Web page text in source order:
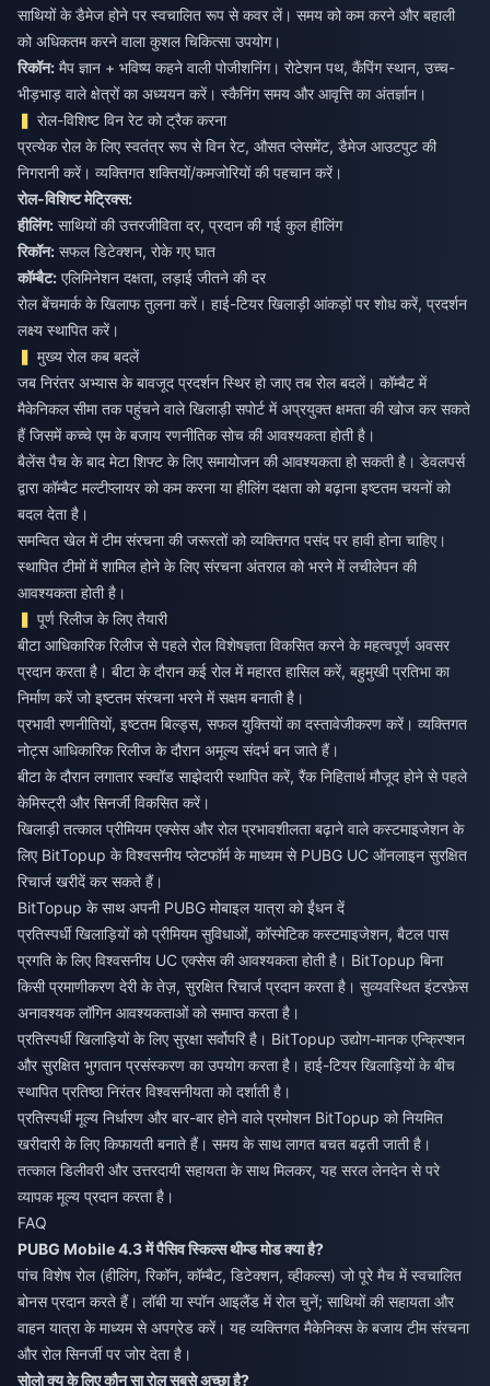
साथियों के डैमेज होने पर स्वचालित रूप से कवर लें। समय को कम करने और बहाली
रिकॉन: मैप ज्ञान + भविष्य कहने वाली पोजीशनिंग। रोटेशन पथ, कैंपिंग स्थान, उच्च-
भीड़भाड़ वाले क्षेत्रों का अध्ययन करें। स्कैनिंग समय और आवृत्ति का अंतर्ज्ञान।
रोल-विशिष्ट विन रेट को ट्रैक करना
प्रत्येक रोल के लिए स्वतंत्र रूप से विन रेट, औसत प्लेसमेंट, डैमेज आउटपुट की
निगरानी करें। व्यक्तिगत शक्तियों/कमजोरियों की पहचान करें।
रोल-विशिष्ट मेट्रिक्स:
हीलिंग: साथियों की उत्तरजीविता दर, प्रदान की गई कुल हीलिंग
रिकॉन: सफल डिटेक्शन, रोके गए घात
कॉम्बैट: एलिमिनेशन दक्षता, लड़ाई जीतने की दर
रोल बेंचमार्क के खिलाफ तुलना करें। हाई-टियर खिलाड़ी आंकड़ों पर शोध करें, प्रदर्शन
लक्ष्य स्थापित करें।
मुख्य रोल कब बदलें
जब निरंतर अभ्यास के बावजूद प्रदर्शन स्थिर हो जाए तब रोल बदलें। कॉम्बैट में
मैकेनिकल सीमा तक पहुंचने वाले खिलाड़ी सपोर्ट में अप्रयुक्त क्षमता की खोज कर सकते
हैं जिसमें कच्चे एम के बजाय रणनीतिक सोच की आवश्यकता होती है।
बैलेंस पैच के बाद मेटा शिफ्ट के लिए समायोजन की आवश्यकता हो सकती है। डेवलपर्स
द्वारा कॉम्बैट मल्टीप्लायर को कम करना या हीलिंग दक्षता को बढ़ाना इष्टतम चयनों को
बदल देता है।
समन्वित खेल में टीम संरचना की जरूरतों को व्यक्तिगत पसंद पर हावी होना चाहिए।
स्थापित टीमों में शामिल होने के लिए संरचना अंतराल को भरने में लचीलेपन की
आवश्यकता होती है।
पूर्ण रिलीज के लिए तैयारी
बीटा आधिकारिक रिलीज से पहले रोल विशेषज्ञता विकसित करने के महत्वपूर्ण अवसर
प्रदान करता है। बीटा के दौरान कई रोल में महारत हासिल करें, बहुमुखी प्रतिभा का
निर्माण करें जो इष्टतम संरचना भरने में सक्षम बनाती है।
प्रभावी रणनीतियों, इष्टतम बिल्ड्स, सफल युक्तियों का दस्तावेजीकरण करें। व्यक्तिगत
नोट्स आधिकारिक रिलीज के दौरान अमूल्य संदर्भ बन जाते हैं।
बीटा के दौरान लगातार स्क्वॉड साझेदारी स्थापित करें, रैंक निहितार्थ मौजूद होने से पहले
केमिस्ट्री और सिनर्जी विकसित करें।
खिलाड़ी तत्काल प्रीमियम एक्सेस और रोल प्रभावशीलता बढ़ाने वाले कस्टमाइजेशन के
लिए BitTopup के विश्वसनीय प्लेटफॉर्म के माध्यम से PUBG UC ऑनलाइन सुरक्षित
रिचार्ज खरीदें कर सकते हैं।
BitTopup के साथ अपनी PUBG मोबाइल यात्रा को ईंधन दें
प्रतिस्पर्धी खिलाड़ियों को प्रीमियम सुविधाओं, कॉस्मेटिक कस्टमाइजेशन, बैटल पास
प्रगति के लिए विश्वसनीय UC एक्सेस की आवश्यकता होती है। BitTopup बिना
किसी प्रमाणीकरण देरी के तेज़, सुरक्षित रिचार्ज प्रदान करता है। सुव्यवस्थित इंटरफ़ेस
अनावश्यक लॉगिन आवश्यकताओं को समाप्त करता है।
प्रतिस्पर्धी खिलाड़ियों के लिए सुरक्षा सर्वोपरि है। BitTopup उद्योग-मानक एन्क्रिप्शन
और सुरक्षित भुगतान प्रसंस्करण का उपयोग करता है। हाई-टियर खिलाड़ियों के बीच
स्थापित प्रतिष्ठा निरंतर विश्वसनीयता को दर्शाती है।
प्रतिस्पर्धी मूल्य निर्धारण और बार-बार होने वाले प्रमोशन BitTopup को नियमित
खरीदारी के लिए किफायती बनाते हैं। समय के साथ लागत बचत बढ़ती जाती है।
तत्काल डिलीवरी और उत्तरदायी सहायता के साथ मिलकर, यह सरल लेनदेन से परे
व्यापक मूल्य प्रदान करता है।
FAQ
PUBG Mobile 4.3 में पैसिव स्किल्स थीम्ड मोड क्या है?
पांच विशेष रोल (हीलिंग, रिकॉन, कॉम्बैट, डिटेक्शन, व्हीकल्स) जो पूरे मैच में स्वचालित
बोनस प्रदान करते हैं। लॉबी या स्पॉन आइलैंड में रोल चुनें; साथियों की सहायता और
वाहन यात्रा के माध्यम से अपग्रेड करें। यह व्यक्तिगत मैकेनिक्स के बजाय टीम संरचना
और रोल सिनर्जी पर जोर देता है।
सोलो क्यू के लिए कौन सा रोल सबसे अच्छा है?